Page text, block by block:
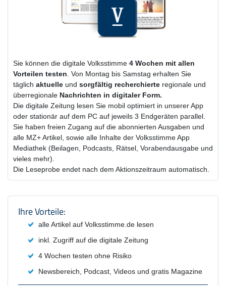
Sie können die digitale Volksstimme 4 Wochen mit allen
Vorteilen testen . Von Montag bis Samstag erhalten Sie
täglich aktuelle und sorgfältig recherchierte regionale und
überregionale Nachrichten in digitaler Form.
Die digitale Zeitung lesen Sie mobil optimiert in unserer App
oder stationär auf dem PC auf jeweils 3 Endgeräten parallel.
Sie haben freien Zugang auf die abonnierten Ausgaben und
alle MZ+ Artikel, sowie alle Inhalte der Volksstimme App
Mediathek (Beilagen, Podcasts, Rätsel, Vorabendausgabe und
vieles mehr).
Die Leseprobe endet nach dem Aktionszeitraum automatisch.
Produktzusammenfassung und
Ihre Vorteile:
alle Artikel auf Volksstimme.de lesen
inkl. Zugriff auf die digitale Zeitung
4 Wochen testen ohne Risiko
Newsbereich, Podcast, Videos und gratis Magazine